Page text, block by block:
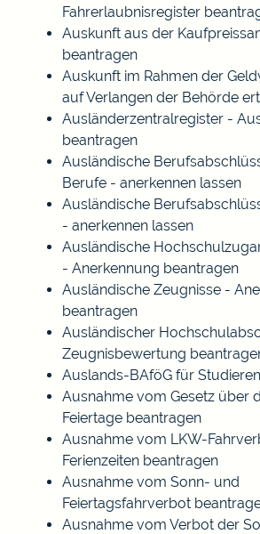
Fahrerlaubnisregister
Auskunft aus der
beantragen
Auskunft im Rahmen der
auf Verlangen der Behörde
Ausländerzentralregister -
beantragen
Ausländische
Berufe - anerkennen lassen
Ausländische
- anerkennen lassen
Ausländische
- Anerkennung beantragen
Ausländische Zeugnisse -
beantragen
Ausländischer
Zeugnisbewertung
Auslands-BAföG für
Ausnahme vom Gesetz über
Feiertage beantragen
Ausnahme vom LKW-
Ferienzeiten beantragen
Ausnahme vom Sonn- und
Feiertagsfahrverbot
Ausnahme vom Verbot der